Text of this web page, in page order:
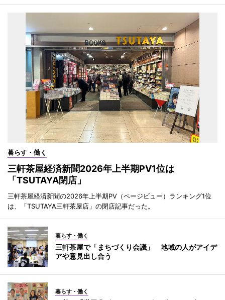
暮らす・働く
三軒茶屋経済新聞2026年上半期PV1位は
「TSUTAYA閉店」
三軒茶屋経済新聞の2026年上半期PV（ページビュー）ランキング1位
は、「TSUTAYA三軒茶屋店」の閉店記事だった。
暮らす・働く
三軒茶屋で「まちづくり会議」 地域の人がアイデ
アや意見出し合う
暮らす・働く